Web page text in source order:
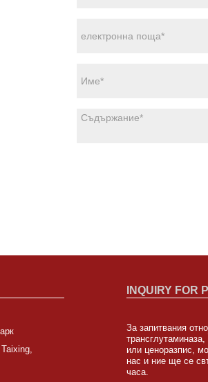
INQUIRY FOR
За запитвания
или ценоразпис,
нас и ние ще се
часа.
2023/08/04